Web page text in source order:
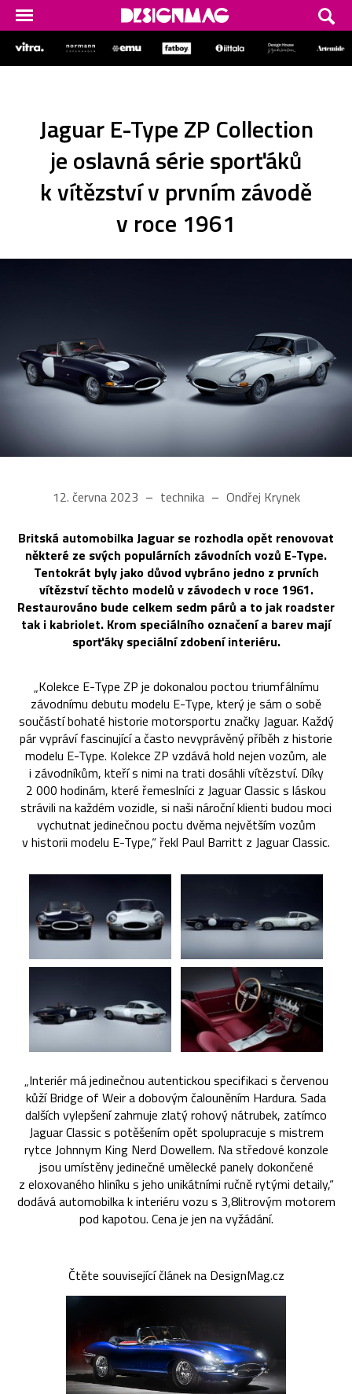
Jaguar E-Type ZP Collection
je oslavná série sporťáků
k vítězství v prvním závodě
v roce 1961
12. června 2023 technika Ondřej Krynek
Britská automobilka Jaguar se rozhodla opět renovovat
některé ze svých populárních závodních vozů E-Type.
Tentokrát byly jako důvod vybráno jedno z prvních
vítězství těchto modelů v závodech v roce 1961.
Restaurováno bude celkem sedm párů a to jak roadster
tak i kabriolet. Krom speciálního označení a barev mají
sporťáky speciální zdobení interiéru.
„Kolekce E-Type ZP je dokonalou poctou triumfálnímu
závodnímu debutu modelu E-Type, který je sám o sobě
součástí bohaté historie motorsportu značky Jaguar. Každý
pár vypráví fascinující a často nevyprávěný příběh z historie
modelu E-Type. Kolekce ZP vzdává hold nejen vozům, ale
i závodníkům, kteří s nimi na trati dosáhli vítězství. Díky
2 000 hodinám, které řemeslníci z Jaguar Classic s láskou
strávili na každém vozidle, si naši nároční klienti budou moci
vychutnat jedinečnou poctu dvěma největším vozům
v historii modelu E-Type,“ řekl Paul Barritt z Jaguar Classic.
„Interiér má jedinečnou autentickou specifikaci s červenou
kůží Bridge of Weir a dobovým čalouněním Hardura. Sada
dalších vylepšení zahrnuje zlatý rohový nátrubek, zatímco
Jaguar Classic s potěšením opět spolupracuje s mistrem
rytce Johnnym King Nerd Dowellem. Na středové konzole
jsou umístěny jedinečné umělecké panely dokončené
z eloxovaného hliníku s jeho unikátními ručně rytými detaily,“
dodává automobilka k interiéru vozu s 3,8litrovým motorem
pod kapotou. Cena je jen na vyžádání.
Čtěte související článek na DesignMag.cz